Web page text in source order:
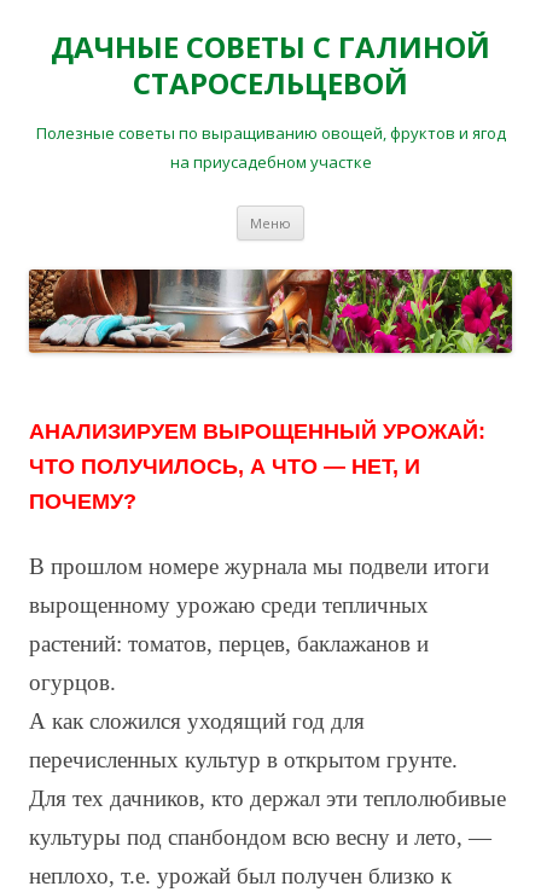
ДАЧНЫЕ СОВЕТЫ С ГАЛИНОЙ
СТАРОСЕЛЬЦЕВОЙ
Полезные советы по выращиванию овощей, фруктов и ягод
на приусадебном участке
Меню
АНАЛИЗИРУЕМ ВЫРОЩЕННЫЙ УРОЖАЙ:
ЧТО ПОЛУЧИЛОСЬ, А ЧТО — НЕТ, И
ПОЧЕМУ?
В прошлом номере журнала мы подвели итоги
вырощенному урожаю среди тепличных
растений: томатов, перцев, баклажанов и
огурцов.
А как сложился уходящий год для
перечисленных культур в открытом грунте.
Для тех дачников, кто держал эти теплолюбивые
культуры под спанбондом всю весну и лето, —
неплохо, т.е. урожай был получен близко к